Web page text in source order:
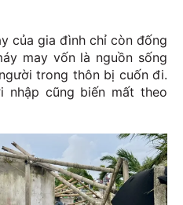
của gia đình chỉ còn đống
may vốn là nguồn sống
trong thôn bị cuốn đi.
nhập cũng biến mất theo